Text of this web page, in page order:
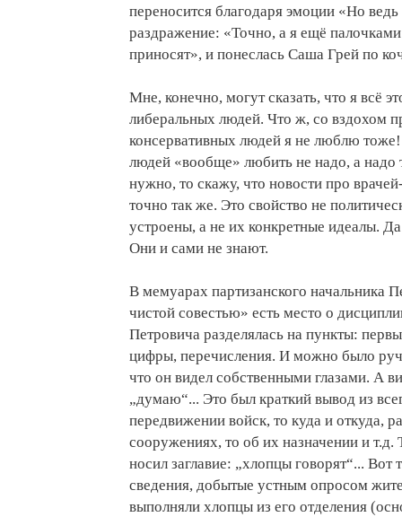
переносится благодаря эмоции «Но
раздражение: «Точно, а я ещё
приносят», и понеслась Саша Грей по
Мне, конечно, могут сказать, что я всё
либеральных людей. Что ж, со вздохом
консервативных людей я не люблю
людей «вообще» любить не надо, а надо
нужно, то скажу, что новости про
точно так же. Это свойство не
устроены, а не их конкретные идеалы.
Они и сами не знают.
В мемуарах партизанского
чистой совестью» есть место о
Петровича разделялась на пункты:
цифры, перечисления. И можно было
что он видел собственными глазами. А
„думаю“... Это был краткий вывод из
передвижении войск, то куда и откуда,
сооружениях, то об их назначении и
носил заглавие: „хлопцы говорят“... Вот
сведения, добытые устным опросом
выполняли хлопцы из его отделения